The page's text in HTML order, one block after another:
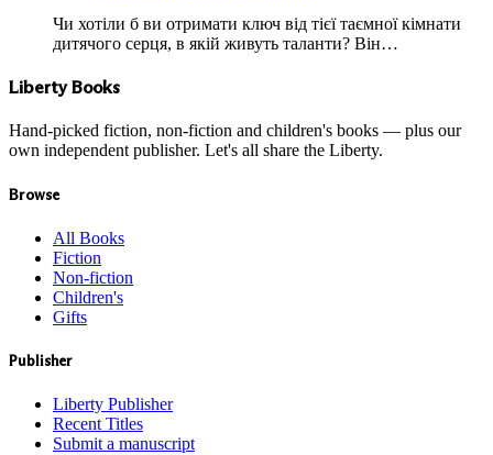
Чи хотіли б ви отримати ключ від тієї таємної кімнати
дитячого серця, в якій живуть таланти? Він…
Liberty Books
Hand-picked fiction, non-fiction and children's books — plus our
own independent publisher. Let's all share the Liberty.
Browse
All Books
Fiction
Non-fiction
Children's
Gifts
Publisher
Liberty Publisher
Recent Titles
Submit a manuscript